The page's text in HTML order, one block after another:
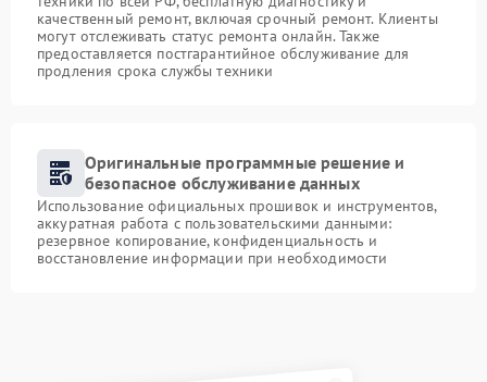
качественный ремонт, включая срочный ремонт. Клиенты
могут отслеживать статус ремонта онлайн. Также
предоставляется постгарантийное обслуживание для
продления срока службы техники
Оригинальные программные решение и
безопасное обслуживание данных
Использование официальных прошивок и инструментов,
аккуратная работа с пользовательскими данными:
резервное копирование, конфиденциальность и
восстановление информации при необходимости